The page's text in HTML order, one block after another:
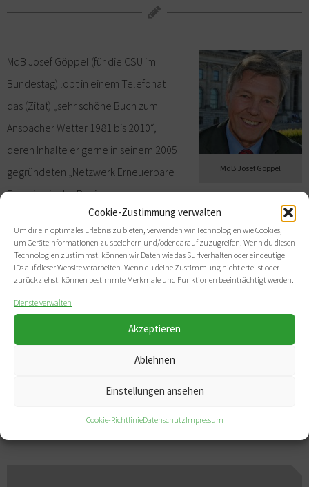
Cookie-Zustimmung verwalten
Um dir ein optimales Erlebnis zu bieten, verwenden wir Technologien wie Cookies,
um Geräteinformationen zu speichern und/oder darauf zuzugreifen. Wenn du diesen
Technologien zustimmst, können wir Daten wie das Surfverhalten oder eindeutige
IDs auf dieser Website verarbeiten. Wenn du deine Zustimmung nicht erteilst oder
zurückziehst, können bestimmte Merkmale und Funktionen beeinträchtigt werden.
Dienste verwalten
Akzeptieren
Ablehnen
Einstellungen ansehen
Cookie-RichtlinieDatenschutzImpressum
MdB Josef Göppel
MdB Josef Göppel (für die CSU im
Bundestag) lobt in einem Telefonat
das (Zitat) „sehr schöne Buch zum
Ansbacher Wetter 1981 bis 2010“,
deren Inhalte er gerne in seinem 2005
gegründeten „Netzwerk Erneuerbare
Energien in der Region
Westmittelfranken“ für den Ausbau der grünen Energie
verwenden wird. Somit leisten die Wetterbeobachtungen aus
Ansbach ab sofort einen wertvollen Beitrag zur Energie-Zukunft in
der Region.
Foto Josef Göppel: Presseservice des MdB